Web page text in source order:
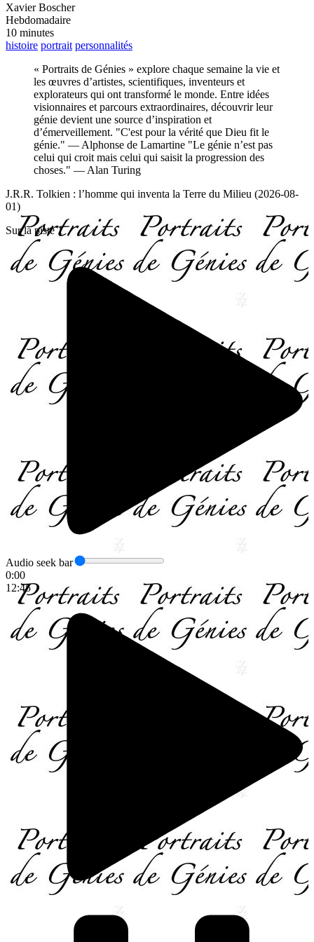
Xavier Boscher
Hebdomadaire
10 minutes
histoire portrait personnalités
« Portraits de Génies » explore chaque semaine la vie et
les œuvres d’artistes, scientifiques, inventeurs et
explorateurs qui ont transformé le monde. Entre idées
visionnaires et parcours extraordinaires, découvrir leur
génie devient une source d’inspiration et
d’émerveillement. "C'est pour la vérité que Dieu fit le
génie." — Alphonse de Lamartine "Le génie n’est pas
celui qui croit mais celui qui saisit la progression des
choses." — Alan Turing
J.R.R. Tolkien : l’homme qui inventa la Terre du Milieu (2026-08-
01)
Sur la piste 1
Audio seek bar
0:00
12:45